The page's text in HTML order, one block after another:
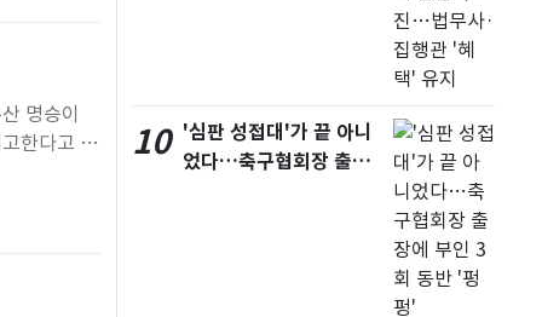
명승이
한다고 7
이어져
10 '심판 성접대'가 끝 아니
었다…축구협회장 출장